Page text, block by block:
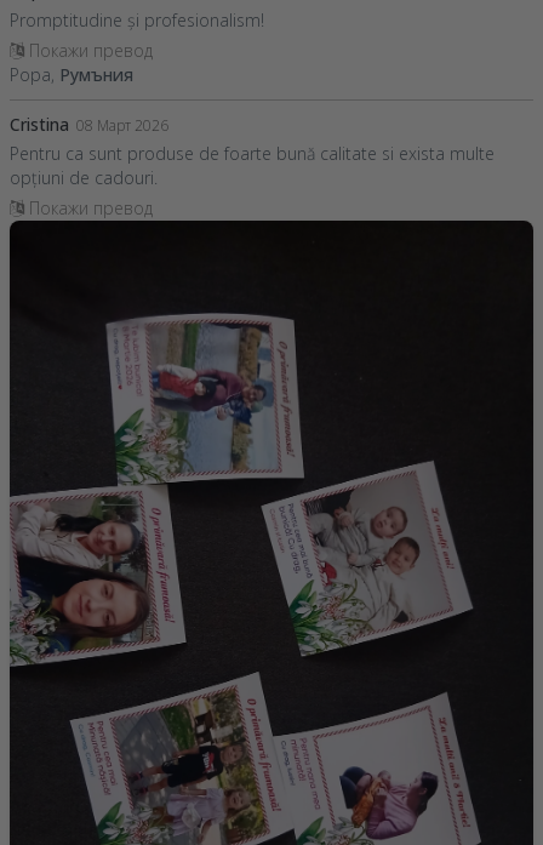
Promptitudine și profesionalism!
Покажи превод
Popa, Румъния
Cristina 08 Март 2026
Pentru ca sunt produse de foarte bună calitate si exista multe
opțiuni de cadouri.
Покажи превод